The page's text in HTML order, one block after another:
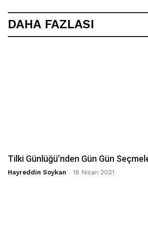
DAHA FAZLASI
Tilki Günlüğü’nden Gün Gün
Hayreddin Soykan - 16 Nisan 2021